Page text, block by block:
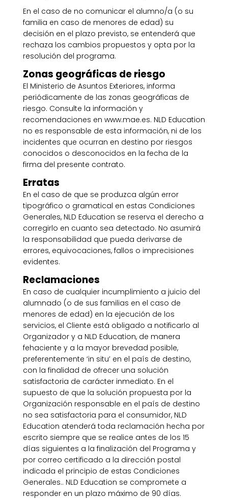
En el caso de no comunicar el alumno/a (o su
familia en caso de menores de edad) su
decisión en el plazo previsto, se entenderá que
rechaza los cambios propuestos y opta por la
resolución del programa.
Zonas geográficas de riesgo
El Ministerio de Asuntos Exteriores, informa
periódicamente de las zonas geográficas de
riesgo. Consulte la información y
recomendaciones en www.mae.es. NLD Education
no es responsable de esta información, ni de los
incidentes que ocurran en destino por riesgos
conocidos o desconocidos en la fecha de la
firma del presente contrato.
Erratas
En el caso de que se produzca algún error
tipográfico o gramatical en estas Condiciones
Generales, NLD Education se reserva el derecho a
corregirlo en cuanto sea detectado. No asumirá
la responsabilidad que pueda derivarse de
errores, equivocaciones, fallos o imprecisiones
evidentes.
Reclamaciones
En caso de cualquier incumplimiento a juicio del
alumnado (o de sus familias en el caso de
menores de edad) en la ejecución de los
servicios, el Cliente está obligado a notificarlo al
Organizador y a NLD Education, de manera
fehaciente y a la mayor brevedad posible,
preferentemente ‘in situ’ en el país de destino,
con la finalidad de ofrecer una solución
satisfactoria de carácter inmediato. En el
supuesto de que la solución propuesta por la
Organización responsable en el país de destino
no sea satisfactoria para el consumidor, NLD
Education atenderá toda reclamación hecha por
escrito siempre que se realice antes de los 15
días siguientes a la finalización del Programa y
por correo certificado a la dirección postal
indicada el principio de estas Condiciones
Generales.. NLD Education se compromete a
responder en un plazo máximo de 90 días.